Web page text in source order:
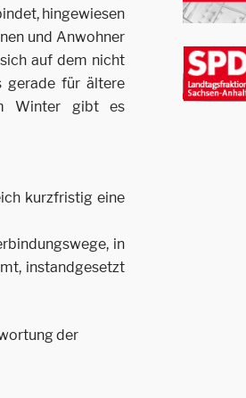
hingewiesen
und Anwohner
auf dem nicht
gerade für ältere
Winter gibt es
kurzfristig eine
in
instandgesetzt
der